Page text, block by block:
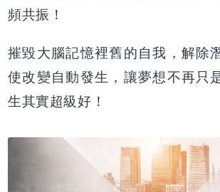
頻共振！
摧毀大腦記憶裡舊的自我，解除
使改變自動發生，讓夢想不再只
生其實超級好！